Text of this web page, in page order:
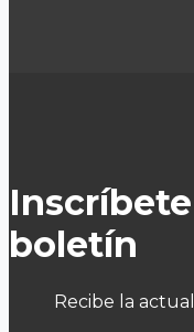
boletín
Recibe la